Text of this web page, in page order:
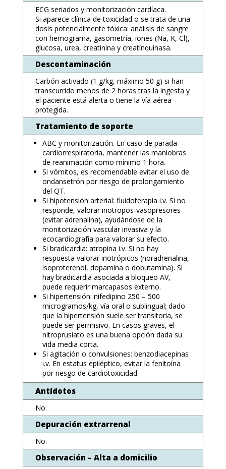
ECG seriados y monitorización cardíaca.
Si aparece clínica de toxicidad o se trata de una
dosis potencialmente tóxica: análisis de sangre
con hemograma, gasometría, iones (Na, K, Cl),
glucosa, urea, creatinina y creatínquinasa.
Descontaminación
Carbón activado (1 g/kg, máximo 50 g) si han
transcurrido menos de 2 horas tras la ingesta y
el paciente está alerta o tiene la vía aérea
protegida.
Tratamiento de soporte
ABC y monitorización. En caso de parada
cardiorrespiratoria, mantener las maniobras
de reanimación como mínimo 1 hora.
Si vómitos, es recomendable evitar el uso de
ondansetrón por riesgo de prolongamiento
del QT.
Si hipotensión arterial: fluidoterapia i.v. Si no
responde, valorar inotropos-vasopresores
(evitar adrenalina), ayudándose de la
monitorización vascular invasiva y la
ecocardiografía para valorar su efecto.
Si bradicardia: atropina i.v. Si no hay
respuesta valorar inotrópicos (noradrenalina,
isoproterenol, dopamina o dobutamina). Si
hay bradicardia asociada a bloqueo AV,
puede requerir marcapasos externo.
Si hipertensión: nifedipino 250 – 500
microgramos/kg, vía oral o sublingual; dado
que la hipertensión suele ser transitoria, se
puede ser permisivo. En casos graves, el
nitroprusiato es una buena opción dada su
vida media corta.
Si agitación o convulsiones: benzodiacepinas
i.v. En estatus epiléptico, evitar la fenitoína
por riesgo de cardiotoxicidad.
Antídotos
No.
Depuración extrarrenal
No.
Observación – Alta a domicilio